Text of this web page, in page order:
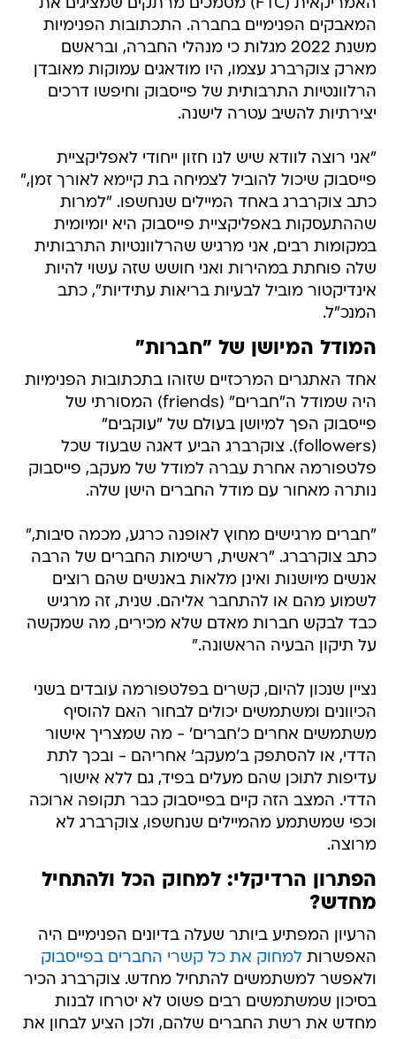
האמריקאית (FTC) מסמכים מרתקים שמציגים את
המאבקים הפנימיים בחברה. התכתובות הפנימיות
משנת 2022 מגלות כי מנהלי החברה, ובראשם
מארק צוקרברג עצמו, היו מודאגים עמוקות מאובדן
הרלוונטיות התרבותית של פייסבוק וחיפשו דרכים
יצירתיות להשיב עטרה לישנה.
"אני רוצה לוודא שיש לנו חזון ייחודי לאפליקציית
פייסבוק שיכול להוביל לצמיחה בת קיימא לאורך זמן,"
כתב צוקרברג באחד המיילים שנחשפו. "למרות
שההתעסקות באפליקציית פייסבוק היא יומיומית
במקומות רבים, אני מרגיש שהרלוונטיות התרבותית
שלה פוחתת במהירות ואני חושש שזה עשוי להיות
אינדיקטור מוביל לבעיות בריאות עתידיות", כתב
המנכ"ל.
המודל המיושן של "חברות"
אחד האתגרים המרכזיים שזוהו בתכתובות הפנימיות
היה שמודל ה"חברים" (friends) המסורתי של
פייסבוק הפך למיושן בעולם של "עוקבים"
(followers). צוקרברג הביע דאגה שבעוד שכל
פלטפורמה אחרת עברה למודל של מעקב, פייסבוק
נותרה מאחור עם מודל החברים הישן שלה.
"חברים מרגישים מחוץ לאופנה כרגע, מכמה סיבות,"
כתב צוקרברג. "ראשית, רשימות החברים של הרבה
אנשים מיושנות ואינן מלאות באנשים שהם רוצים
לשמוע מהם או להתחבר אליהם. שנית, זה מרגיש
כבד לבקש חברות מאדם שלא מכירים, מה שמקשה
על תיקון הבעיה הראשונה."
נציין שנכון להיום, קשרים בפלטפורמה עובדים בשני
הכיוונים ומשתמשים יכולים לבחור האם להוסיף
משתמשים אחרים כ'חברים' - מה שמצריך אישור
הדדי, או להסתפק ב'מעקב' אחריהם - ובכך לתת
עדיפות לתוכן שהם מעלים בפיד, גם ללא אישור
הדדי. המצב הזה קיים בפייסבוק כבר תקופה ארוכה
וכפי שמשתמע מהמיילים שנחשפו, צוקרברג לא
מרוצה.
הפתרון הרדיקלי: למחוק הכל ולהתחיל
מחדש?
הרעיון המפתיע ביותר שעלה בדיונים הפנימיים היה
האפשרותלמחוק את כל קשרי החברים בפייסבוק
ולאפשר למשתמשים להתחיל מחדש. צוקרברג הכיר
בסיכון שמשתמשים רבים פשוט לא יטרחו לבנות
מחדש את רשת החברים שלהם, ולכן הציע לבחון את